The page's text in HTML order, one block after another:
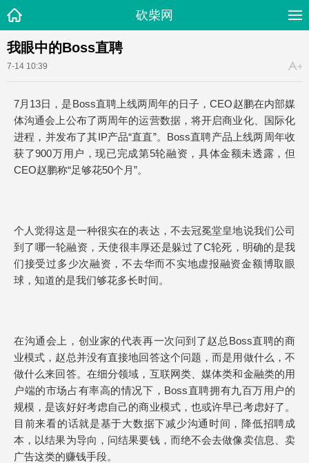
砍柴网
我眼中的Boss直聘
7-14 10:39
7月13日，是Boss直聘上线两周年的日子，CEO赵鹏在内部媒
体沟通会上公布了两周年的运营数据，将开启商业化、国际化
进程，并发布了其IP产品“直直”。Boss直聘产品上线两周年收
获了900万用户，现已完成第5轮融资，具体金额未透露，但
CEO赵鹏称“足够花50个月”。
个人觉得这是一种很实在的表达，不去冠冕堂皇地说我们公司
到了哪一轮融资，天使很丰厚还是躲过了C轮死，明确的是我
们接受过多少次融资，不去华而不实地虚报融资金额博取眼
球，知道的是我们够花多长时间。
在沟通会上，创业家的代表再一次问到了赵总Boss直聘的商
业模式，赵总并没有直接地回答这个问题，而是用做什么，不
做什么来回答。在细分领域，互联网类、媒体类和金融类的用
户端的市场占有率高的情况下，Boss直聘拥有九百万用户的
规模，是该好好考虑自己的商业模式，也或许早已考虑好了。
目前来看的话就是基于大数据下减少沟通时间，降低招聘成
本，以结果为导向，问结果要钱，而绝不会去做像卖信息、卖
广告这类的赚钱手段。